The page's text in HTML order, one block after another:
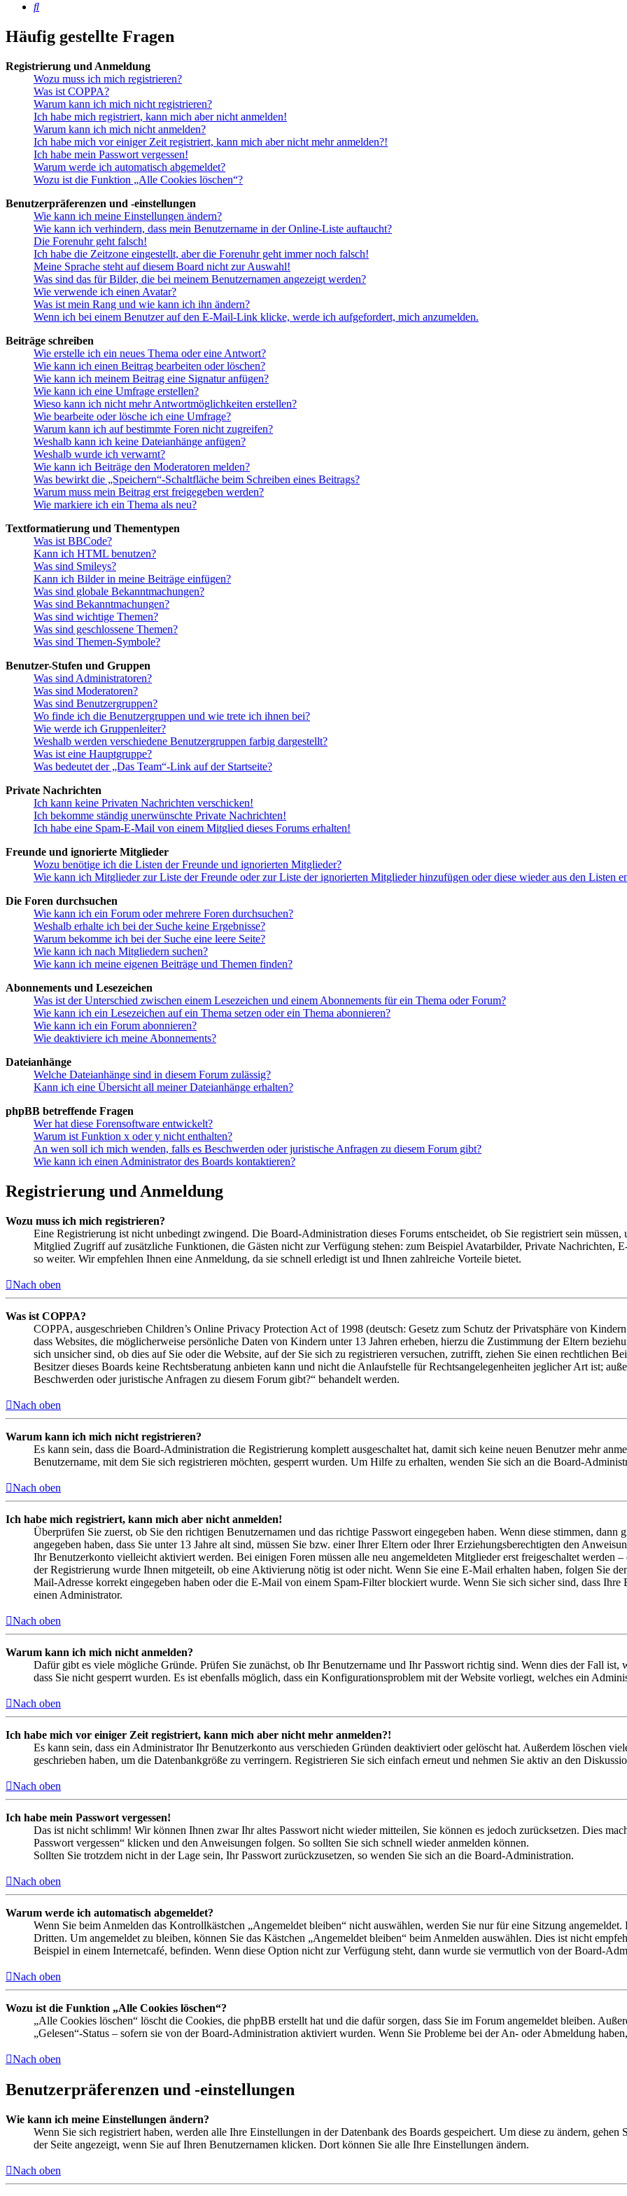
Suche
Häufig gestellte Fragen
Registrierung und Anmeldung
Wozu muss ich mich registrieren?
Was ist COPPA?
Warum kann ich mich nicht registrieren?
Ich habe mich registriert, kann mich aber nicht anmelden!
Warum kann ich mich nicht anmelden?
Ich habe mich vor einiger Zeit registriert, kann mich aber nicht mehr anmelden?!
Ich habe mein Passwort vergessen!
Warum werde ich automatisch abgemeldet?
Wozu ist die Funktion „Alle Cookies löschen“?
Benutzerpräferenzen und -einstellungen
Wie kann ich meine Einstellungen ändern?
Wie kann ich verhindern, dass mein Benutzername in der Online-Liste auftaucht?
Die Forenuhr geht falsch!
Ich habe die Zeitzone eingestellt, aber die Forenuhr geht immer noch falsch!
Meine Sprache steht auf diesem Board nicht zur Auswahl!
Was sind das für Bilder, die bei meinem Benutzernamen angezeigt werden?
Wie verwende ich einen Avatar?
Was ist mein Rang und wie kann ich ihn ändern?
Wenn ich bei einem Benutzer auf den E-Mail-Link klicke, werde ich aufgefordert, mich anzumelden.
Beiträge schreiben
Wie erstelle ich ein neues Thema oder eine Antwort?
Wie kann ich einen Beitrag bearbeiten oder löschen?
Wie kann ich meinem Beitrag eine Signatur anfügen?
Wie kann ich eine Umfrage erstellen?
Wieso kann ich nicht mehr Antwortmöglichkeiten erstellen?
Wie bearbeite oder lösche ich eine Umfrage?
Warum kann ich auf bestimmte Foren nicht zugreifen?
Weshalb kann ich keine Dateianhänge anfügen?
Weshalb wurde ich verwarnt?
Wie kann ich Beiträge den Moderatoren melden?
Was bewirkt die „Speichern“-Schaltfläche beim Schreiben eines Beitrags?
Warum muss mein Beitrag erst freigegeben werden?
Wie markiere ich ein Thema als neu?
Textformatierung und Thementypen
Was ist BBCode?
Kann ich HTML benutzen?
Was sind Smileys?
Kann ich Bilder in meine Beiträge einfügen?
Was sind globale Bekanntmachungen?
Was sind Bekanntmachungen?
Was sind wichtige Themen?
Was sind geschlossene Themen?
Was sind Themen-Symbole?
Benutzer-Stufen und Gruppen
Was sind Administratoren?
Was sind Moderatoren?
Was sind Benutzergruppen?
Wo finde ich die Benutzergruppen und wie trete ich ihnen bei?
Wie werde ich Gruppenleiter?
Weshalb werden verschiedene Benutzergruppen farbig dargestellt?
Was ist eine Hauptgruppe?
Was bedeutet der „Das Team“-Link auf der Startseite?
Private Nachrichten
Ich kann keine Privaten Nachrichten verschicken!
Ich bekomme ständig unerwünschte Private Nachrichten!
Ich habe eine Spam-E-Mail von einem Mitglied dieses Forums erhalten!
Freunde und ignorierte Mitglieder
Wozu benötige ich die Listen der Freunde und ignorierten Mitglieder?
Wie kann ich Mitglieder zur Liste der Freunde oder zur Liste der ignorierten Mitglieder hinzufügen oder diese wieder aus den Listen
Die Foren durchsuchen
Wie kann ich ein Forum oder mehrere Foren durchsuchen?
Weshalb erhalte ich bei der Suche keine Ergebnisse?
Warum bekomme ich bei der Suche eine leere Seite?
Wie kann ich nach Mitgliedern suchen?
Wie kann ich meine eigenen Beiträge und Themen finden?
Abonnements und Lesezeichen
Was ist der Unterschied zwischen einem Lesezeichen und einem Abonnements für ein Thema oder Forum?
Wie kann ich ein Lesezeichen auf ein Thema setzen oder ein Thema abonnieren?
Wie kann ich ein Forum abonnieren?
Wie deaktiviere ich meine Abonnements?
Dateianhänge
Welche Dateianhänge sind in diesem Forum zulässig?
Kann ich eine Übersicht all meiner Dateianhänge erhalten?
phpBB betreffende Fragen
Wer hat diese Forensoftware entwickelt?
Warum ist Funktion x oder y nicht enthalten?
An wen soll ich mich wenden, falls es Beschwerden oder juristische Anfragen zu diesem Forum gibt?
Wie kann ich einen Administrator des Boards kontaktieren?
Registrierung und Anmeldung
Wozu muss ich mich registrieren?
Eine Registrierung ist nicht unbedingt zwingend. Die Board-Administration dieses Forums entscheidet, ob Sie registriert sein
Mitglied Zugriff auf zusätzliche Funktionen, die Gästen nicht zur Verfügung stehen: zum Beispiel Avatarbilder, Private Nachrichten,
so weiter. Wir empfehlen Ihnen eine Anmeldung, da sie schnell erledigt ist und Ihnen zahlreiche Vorteile bietet.
Nach oben
Was ist COPPA?
COPPA, ausgeschrieben Children’s Online Privacy Protection Act of 1998 (deutsch: Gesetz zum Schutz der Privatsphäre von
dass Websites, die möglicherweise persönliche Daten von Kindern unter 13 Jahren erheben, hierzu die Zustimmung der Eltern
sich unsicher sind, ob dies auf Sie oder die Website, auf der Sie sich zu registrieren versuchen, zutrifft, ziehen Sie einen rechtlichen
Besitzer dieses Boards keine Rechtsberatung anbieten kann und nicht die Anlaufstelle für Rechtsangelegenheiten jeglicher Art ist;
Beschwerden oder juristische Anfragen zu diesem Forum gibt?“ behandelt werden.
Nach oben
Warum kann ich mich nicht registrieren?
Es kann sein, dass die Board-Administration die Registrierung komplett ausgeschaltet hat, damit sich keine neuen Benutzer mehr
Benutzername, mit dem Sie sich registrieren möchten, gesperrt wurden. Um Hilfe zu erhalten, wenden Sie sich an die Board-
Nach oben
Ich habe mich registriert, kann mich aber nicht anmelden!
Überprüfen Sie zuerst, ob Sie den richtigen Benutzernamen und das richtige Passwort eingegeben haben. Wenn diese stimmen, dann
angegeben haben, dass Sie unter 13 Jahre alt sind, müssen Sie bzw. einer Ihrer Eltern oder Ihrer Erziehungsberechtigten den
Ihr Benutzerkonto vielleicht aktiviert werden. Bei einigen Foren müssen alle neu angemeldeten Mitglieder erst freigeschaltet werden
der Registrierung wurde Ihnen mitgeteilt, ob eine Aktivierung nötig ist oder nicht. Wenn Sie eine E-Mail erhalten haben, folgen Sie
Mail-Adresse korrekt eingegeben haben oder die E-Mail von einem Spam-Filter blockiert wurde. Wenn Sie sich sicher sind, dass
einen Administrator.
Nach oben
Warum kann ich mich nicht anmelden?
Dafür gibt es viele mögliche Gründe. Prüfen Sie zunächst, ob Ihr Benutzername und Ihr Passwort richtig sind. Wenn dies der Fall ist,
dass Sie nicht gesperrt wurden. Es ist ebenfalls möglich, dass ein Konfigurationsproblem mit der Website vorliegt, welches ein
Nach oben
Ich habe mich vor einiger Zeit registriert, kann mich aber nicht mehr anmelden?!
Es kann sein, dass ein Administrator Ihr Benutzerkonto aus verschieden Gründen deaktiviert oder gelöscht hat. Außerdem löschen
geschrieben haben, um die Datenbankgröße zu verringern. Registrieren Sie sich einfach erneut und nehmen Sie aktiv an den
Nach oben
Ich habe mein Passwort vergessen!
Das ist nicht schlimm! Wir können Ihnen zwar Ihr altes Passwort nicht wieder mitteilen, Sie können es jedoch zurücksetzen. Dies
Passwort vergessen“ klicken und den Anweisungen folgen. So sollten Sie sich schnell wieder anmelden können.
Sollten Sie trotzdem nicht in der Lage sein, Ihr Passwort zurückzusetzen, so wenden Sie sich an die Board-Administration.
Nach oben
Warum werde ich automatisch abgemeldet?
Wenn Sie beim Anmelden das Kontrollkästchen „Angemeldet bleiben“ nicht auswählen, werden Sie nur für eine Sitzung
Dritten. Um angemeldet zu bleiben, können Sie das Kästchen „Angemeldet bleiben“ beim Anmelden auswählen. Dies ist nicht
Beispiel in einem Internetcafé, befinden. Wenn diese Option nicht zur Verfügung steht, dann wurde sie vermutlich von der Board-
Nach oben
Wozu ist die Funktion „Alle Cookies löschen“?
„Alle Cookies löschen“ löscht die Cookies, die phpBB erstellt hat und die dafür sorgen, dass Sie im Forum angemeldet bleiben.
„Gelesen“-Status – sofern sie von der Board-Administration aktiviert wurden. Wenn Sie Probleme bei der An- oder Abmeldung
Nach oben
Benutzerpräferenzen und -einstellungen
Wie kann ich meine Einstellungen ändern?
Wenn Sie sich registriert haben, werden alle Ihre Einstellungen in der Datenbank des Boards gespeichert. Um diese zu ändern,
der Seite angezeigt, wenn Sie auf Ihren Benutzernamen klicken. Dort können Sie alle Ihre Einstellungen ändern.
Nach oben